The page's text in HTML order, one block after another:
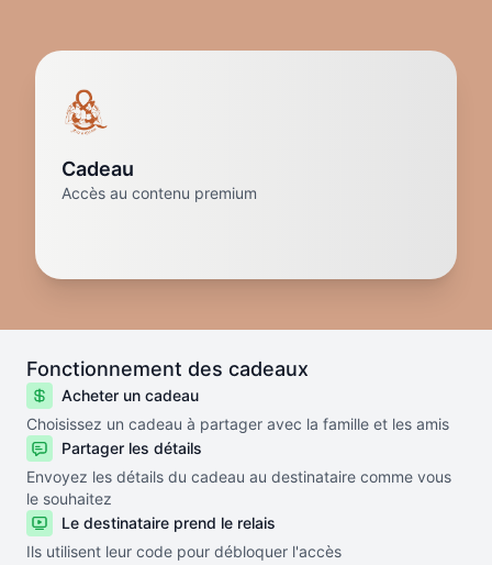
Cadeau
Accès au contenu premium
Fonctionnement des cadeaux
Acheter un cadeau
Choisissez un cadeau à partager avec la famille et les amis
Partager les détails
Envoyez les détails du cadeau au destinataire comme vous
le souhaitez
Le destinataire prend le relais
Ils utilisent leur code pour débloquer l'accès